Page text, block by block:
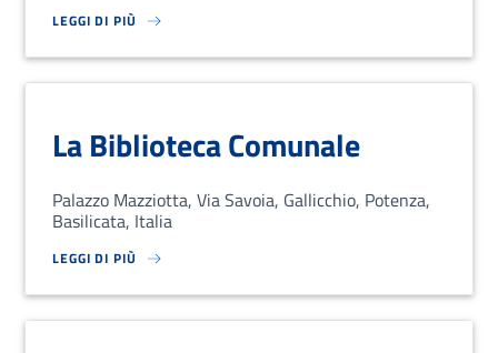
LEGGI DI PIÙ
SU LOREM IPSUM DOLOR SIT AMET, CONSECTETUR ADIPISCING
La Biblioteca Comunale
Palazzo Mazziotta, Via Savoia, Gallicchio, Potenza,
Basilicata, Italia
LEGGI DI PIÙ
SU LOREM IPSUM DOLOR SIT AMET, CONSECTETUR ADIPISCING